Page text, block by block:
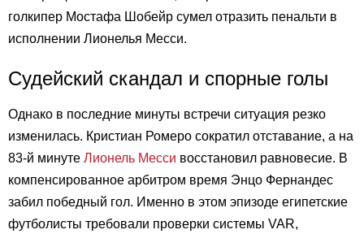
голкипер Мостафа Шобейр сумел отразить пенальти в
исполнении Лионелья Месси.
Судейский скандал и спорные голы
Однако в последние минуты встречи ситуация резко
изменилась. Кристиан Ромеро сократил отставание, а на
83-й минуте Лионель Месси восстановил равновесие. В
компенсированное арбитром время Энцо Фернандес
забил победный гол. Именно в этом эпизоде египетские
футболисты требовали проверки системы VAR,